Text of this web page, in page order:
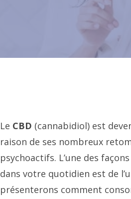
Le CBD (cannabidiol) est
raison de ses nombreux
psychoactifs. L’une des
dans votre quotidien est de
présenterons comment